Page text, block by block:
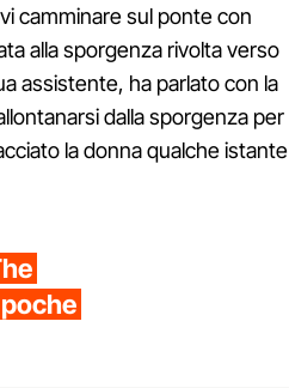
camminare sul ponte con
alla sporgenza rivolta verso
assistente, ha parlato con la
dalla sporgenza per
la donna qualche istante